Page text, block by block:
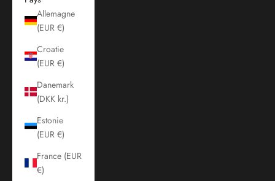
Allemagne
(EUR €)
Croatie
(EUR €)
Danemark
(DKK kr.)
Estonie
(EUR €)
France (EUR
€)